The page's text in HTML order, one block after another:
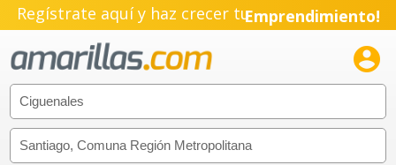
Regístrate aquí y haz crecer tuEmprendimiento!
